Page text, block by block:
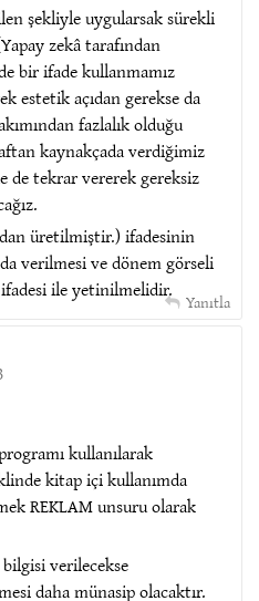
şekliyle uygularsak sürekli
zekâ tarafından
bir ifade kullanmamız
estetik açıdan gerekse da
fazlalık olduğu
kaynakçada verdiğimiz
de tekrar vererek gereksiz
üretilmiştir.) ifadesinin
verilmesi ve dönem görseli
ifadesi ile yetinilmelidir.
Yanıtla
kullanılarak
kitap içi kullanımda
REKLAM unsuru olarak
verilecekse
daha münasip olacaktır.